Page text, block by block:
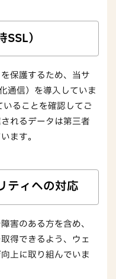
）
保護するため、当サ
通信）を導入していま
ることを確認してご
れるデータは第三者
ます。
ティへの対応
害のある方を含め、
得できるよう、ウェ
上に取り組んでいま